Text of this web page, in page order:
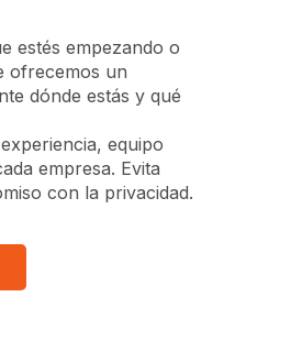
estés empezando o
ofrecemos un
dónde estás y qué
equipo
empresa. Evita
con la privacidad.